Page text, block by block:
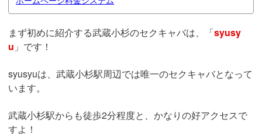
まず初めに紹介する武蔵小杉のセクキャバは、「syusy
u 」です！
syusyuは、武蔵小杉駅周辺では唯一のセクキャバとなって
います。
武蔵小杉駅からも徒歩2分程度と、かなりの好アクセスで
すよ！